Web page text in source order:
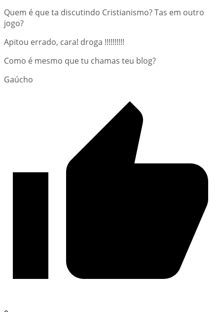
Quem é que ta discutindo Cristianismo? Tas em outro
jogo?
Apitou errado, cara! droga !!!!!!!!!!
Como é mesmo que tu chamas teu blog?
Gaúcho